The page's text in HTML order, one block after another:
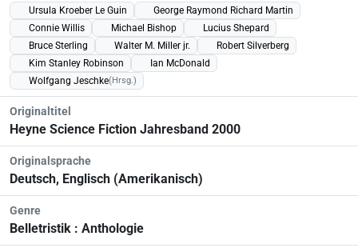
Ursula Kroeber Le Guin
George Raymond Richard Martin
Connie Willis
Michael Bishop
Lucius Shepard
Bruce Sterling
Walter M. Miller jr.
Robert Silverberg
Kim Stanley Robinson
Ian McDonald
Wolfgang Jeschke(Hrsg.)
Originaltitel
Heyne Science Fiction Jahresband 2000
Originalsprache
Deutsch, Englisch (Amerikanisch)
Genre
Belletristik : Anthologie